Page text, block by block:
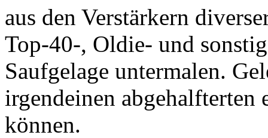
aus den Verstärkern
Top-40-, Oldie- und
Saufgelage untermalen.
irgendeinen abgehalfterten
können.